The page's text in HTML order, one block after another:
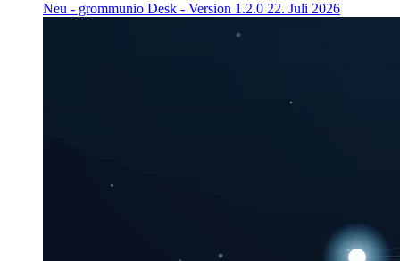
Neu - grommunio Desk - Version 1.2.0 22. Juli 2026